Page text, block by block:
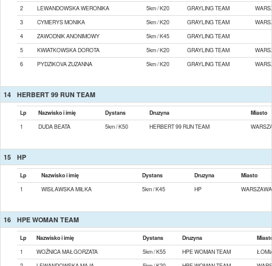
2
LEWANDOWSKA WERONIKA 5km / K20 GRAYLING TEAM
3
CYMERYS MONIKA 5km / K20 GRAYLING TEAM
4
ZAWODNIK ANONIMOWY 5km / K45
GRAYLING TEAM
5
KWIATKOWSKA DOROTA 5km / K20 GRAYLING TEAM
6
PYDZIKOVA ZUZANNA 5km / K20 GRAYLING TEAM
14 HERBERT 99 RUN TEAM
Lp Nazwisko i imię Dystans Druzyna
Miasto
1
DUDA BEATA 5km / K50 HERBERT 99 RUN TEAM
15 HP
Lp Nazwisko i imię Dystans Druzyna
Miasto
1
WISŁAWSKA MIŁKA 5km / K45 HP WARSZAWA
16 HPE WOMAN TEAM
Lp Nazwisko i imię Dystans Druzyna
1
WOŹNICA MAŁGORZATA 5km / K55 HPE WOMAN TEAM